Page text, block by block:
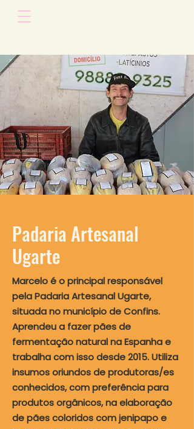
Padaria Artesanal
Ugarte
Marcelo é o principal responsável
pela Padaria Artesanal Ugarte,
situada no município de Confins.
Aprendeu a fazer pães de
fermentação natural na Espanha e
trabalha com isso desde 2015. Utiliza
insumos oriundos de produtoras/es
conhecidos, com preferência para
produtos orgânicos, na elaboração
de pães coloridos com jenipapo e